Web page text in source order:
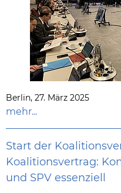
Berlin, 27. März 2025
mehr...
Start der
Koalitionsvertrag:
und SPV essenziell